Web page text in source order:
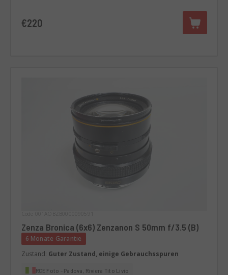
€220
Zenza Bronica (6x6) Zenzanon S 50mm f/3.5 (B)
6 Monate Garantie
Zustand: Guter Zustand, einige Gebrauchsspuren
RCE Foto - Padova, Riviera Tito Livio